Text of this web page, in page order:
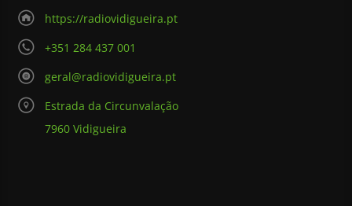
https://radiovidigueira.pt
+351 284 437 001
geral@radiovidigueira.pt
Estrada da Circunvalação
7960 Vidigueira